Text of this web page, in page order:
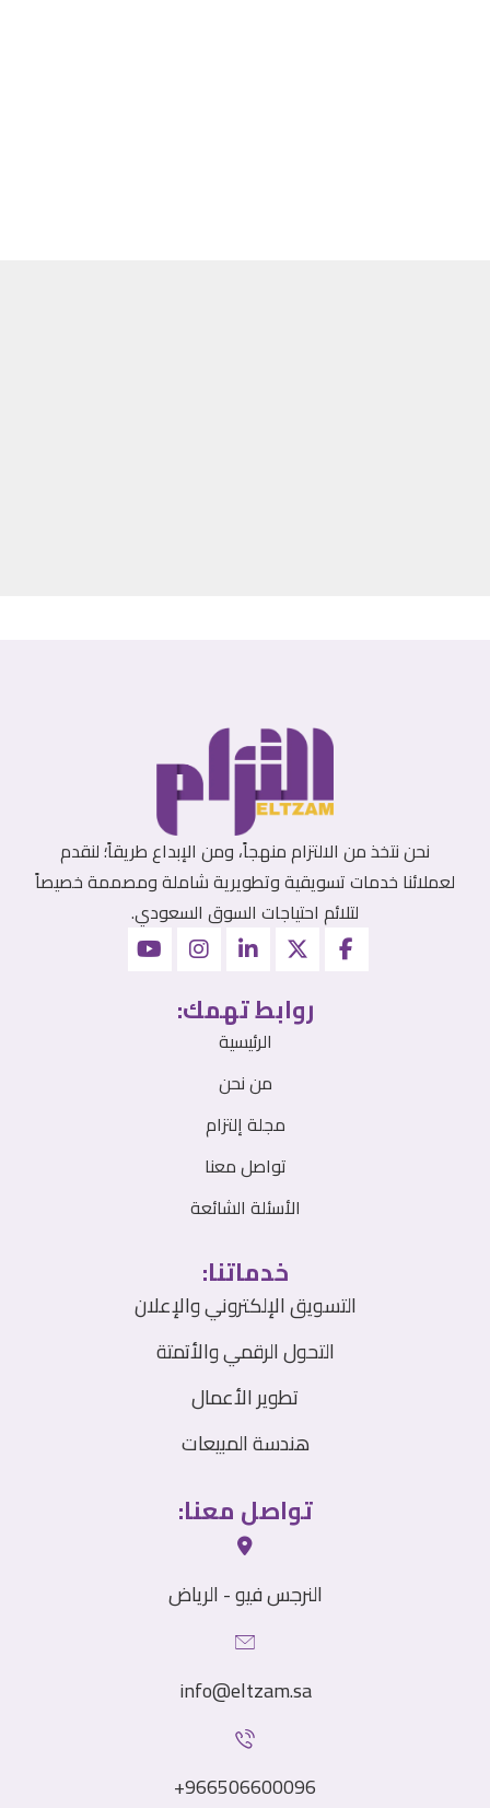
نحن نتخذ من الالتزام منهجاً، ومن الإبداع طريقاً؛ لنقدم
لعملائنا خدمات تسويقية وتطويرية شاملة ومصممة خصيصاً
لتلائم احتياجات السوق السعودي.
روابط تهمك:
الرئيسية
من نحن
مجلة إلتزام
تواصل معنا
الأسئلة الشائعة
خدماتنا:
التسويق الإلكتروني والإعلان
التحول الرقمي والأتمتة
تطوير الأعمال
هندسة المبيعات
تواصل معنا:
النرجس فيو - الرياض
info@⁠eltzam.sa
966506600096+